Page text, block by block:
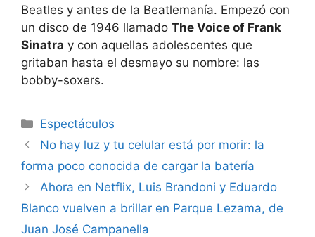
Beatles y antes de la Beatlemanía. Empezó con
un disco de 1946 llamado The Voice of Frank
Sinatra y con aquellas adolescentes que
gritaban hasta el desmayo su nombre: las
bobby-soxers.
Espectáculos
No hay luz y tu celular está por morir: la
forma poco conocida de cargar la batería
Ahora en Netflix, Luis Brandoni y Eduardo
Blanco vuelven a brillar en Parque Lezama, de
Juan José Campanella